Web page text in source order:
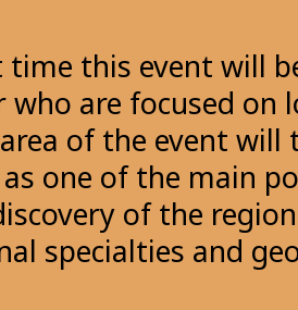
time this event will
who are focused on
of the event will
one of the main
of the
specialties and